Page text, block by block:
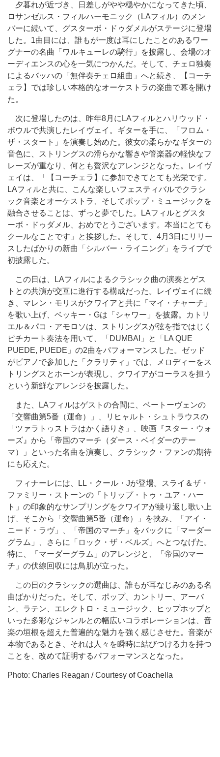
夕暮れが近づき、日差しがやや穏やかになってきた頃、
ロサンゼルス・フィルハーモニック（LAフィル）のメン
バーに続いて、グスターボ・ドゥダメルがステージに登場
した。1曲目には、誰もが一度は耳にしたことのあるワー
グナーの名曲「ワルキューレの騎行」を披露し、会場のオ
ーディエンスの心を一気につかんだ。そして、チェロ独奏
によるバッハの「無伴奏チェロ組曲」へと続き、【コーチ
ェラ】では珍しい本格的なオーケストラの楽曲で幕を開け
た。
次に登場したのは、昨年8月にLAフィルとハリウッド・
ボウルで共演したレイヴェイ。ギターを手に、「フロム・
ザ・スタート」を演奏し始めた。彼女の柔らかなギターの
音色に、ストリングスの滑らかな響きや管楽器の軽快なフ
レーズが重なり、何とも贅沢なアレンジとなった。レイヴ
ェイは、「【コーチェラ】に参加できてとても光栄です。
LAフィルと共に、こんな楽しいフェスティバルでクラシ
ック音楽とオーケストラ、そしてポップ・ミュージックを
融合させることは、ずっと夢でした。LAフィルとグスタ
ーボ・ドゥダメル、おめでとうございます。本当にとても
クールなことです」と挨拶した。そして、4月3日にリリー
スしたばかりの新曲「シルバー・ライニング」をライブで
初披露した。
この日は、LAフィルによるクラシック曲の演奏とゲス
トとの共演が交互に進行する構成だった。レイヴェイに続
き、マレン・モリスがクワイアと共に「マイ・チャーチ」
を歌い上げ、ベッキー・Gは「シャワー」を披露。カトリ
エル＆パコ・アモロソは、ストリングスが弦を指ではじく
ピチカート奏法を用いて、「DUMBAI」と「LA QUE
PUEDE, PUEDE」の2曲をパフォーマンスした。ゼッド
がピアノで参加した「クラリティ」では、メロディーをス
トリングスとホーンが表現し、クワイアがコーラスを担う
という新鮮なアレンジを披露した。
また、LAフィルはゲストの合間に、ベートーヴェンの
「交響曲第5番（運命）」、リヒャルト・シュトラウスの
「ツァラトゥストラはかく語りき」、映画『スター・ウォ
ーズ』から「帝国のマーチ（ダース・ベイダーのテー
マ）」といった名曲を演奏し、クラシック・ファンの期待
にも応えた。
フィナーレには、LL・クール・Jが登場。スライ＆ザ・
ファミリー・ストーンの「トリップ・トゥ・ユア・ハー
ト」の印象的なサンプリングをクワイアが繰り返し歌い上
げ、そこから「交響曲第5番（運命）」を挟み、「アイ・
ニード・ラヴ」、「帝国のマーチ」をバックに「マーダー
グラム」、さらに「ロック・ザ・ベルズ」へとつなげた。
特に、「マーダーグラム」のアレンジと、「帝国のマー
チ」の伏線回収には鳥肌が立った。
この日のクラシックの選曲は、誰もが耳なじみのある名
曲ばかりだった。そして、ポップ、カントリー、アーバ
ン、ラテン、エレクトロ・ミュージック、ヒップホップと
いった多彩なジャンルとの幅広いコラボレーションは、音
楽の垣根を超えた普遍的な魅力を強く感じさせた。音楽が
本物であるとき、それは人々を瞬時に結びつける力を持つ
ことを、改めて証明するパフォーマンスとなった。
Photo: Charles Reagan / Courtesy of Coachella